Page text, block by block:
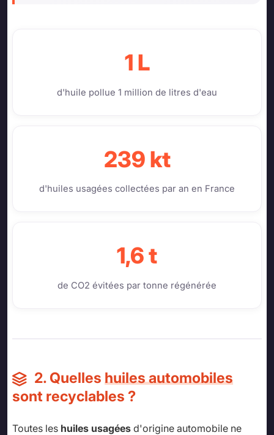
1 L
d'huile pollue 1 million de litres d'eau
239 kt
d'huiles usagées collectées par an en France
1,6 t
de CO2 évitées par tonne régénérée
2. Quelles huiles automobiles
sont recyclables ?
Toutes les huiles usagées d'origine automobile ne